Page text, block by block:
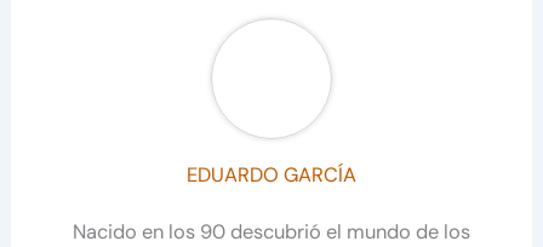
EDUARDO GARCÍA
Nacido en los 90 descubrió el mundo de los